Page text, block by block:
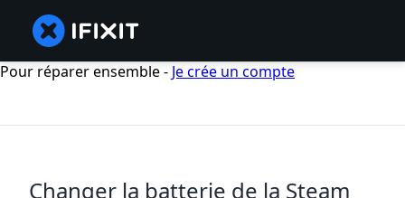
Pour réparer ensemble - Je crée un compte
Changer la batterie de la Steam